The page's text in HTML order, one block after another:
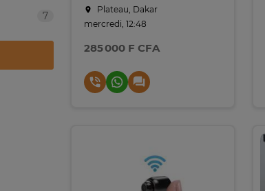
Plateau, Dakar
mercredi, 12:48
285 000 F CFA
7